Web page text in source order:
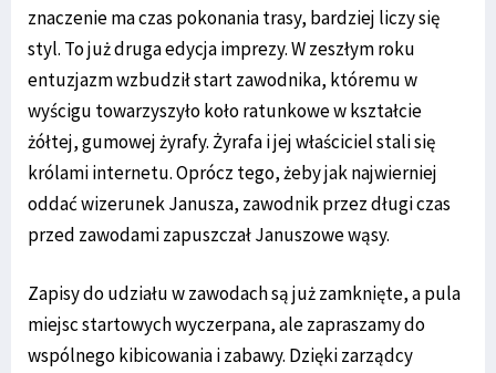
znaczenie ma czas pokonania trasy, bardziej liczy się
styl. To już druga edycja imprezy. W zeszłym roku
entuzjazm wzbudził start zawodnika, któremu w
wyścigu towarzyszyło koło ratunkowe w kształcie
żółtej, gumowej żyrafy. Żyrafa i jej właściciel stali się
królami internetu. Oprócz tego, żeby jak najwierniej
oddać wizerunek Janusza, zawodnik przez długi czas
przed zawodami zapuszczał Januszowe wąsy.
Zapisy do udziału w zawodach są już zamknięte, a pula
miejsc startowych wyczerpana, ale zapraszamy do
wspólnego kibicowania i zabawy. Dzięki zarządcy